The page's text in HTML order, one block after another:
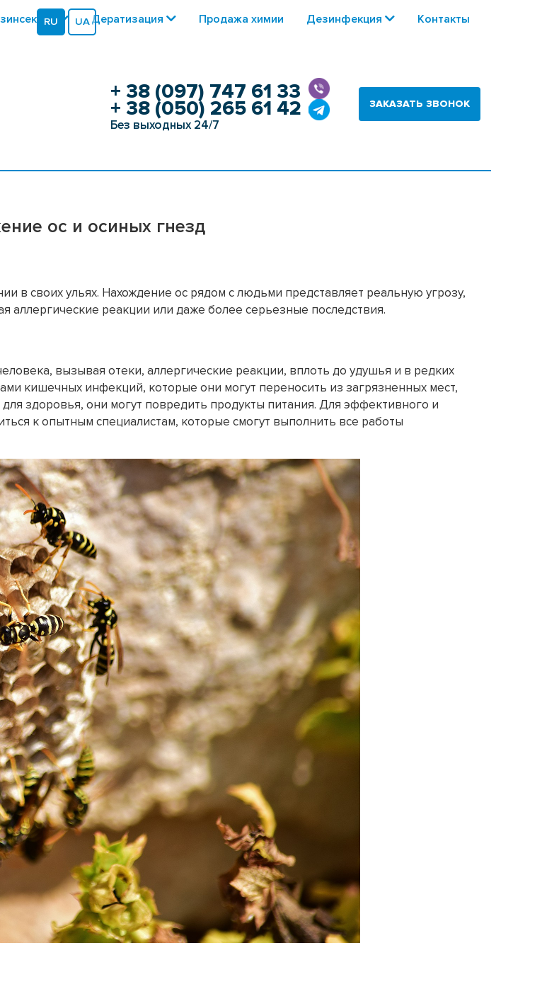
RU UA Дератизация Продажа химии Дезинфекция Контакты
+ 38 (097) 747 61 33
+ 38 (050) 265 61 42
Без выходных 24/7
ЗАКАЗАТЬ ЗВОНОК
ос и осиных гнезд
своих ульях. Нахождение ос рядом с людьми представляет реальную угрозу,
аллергические реакции или даже более серьезные последствия.
вызывая отеки, аллергические реакции, вплоть до удушья и в редких
кишечных инфекций, которые они могут переносить из загрязненных мест,
здоровья, они могут повредить продукты питания. Для эффективного и
к опытным специалистам, которые смогут выполнить все работы